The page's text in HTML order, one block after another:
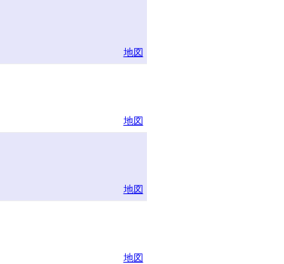
地図
地図
地図
地図